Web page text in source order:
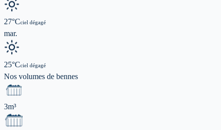
27°Cciel dégagé
mar.
25°Cciel dégagé
Nos volumes de bennes
3m³